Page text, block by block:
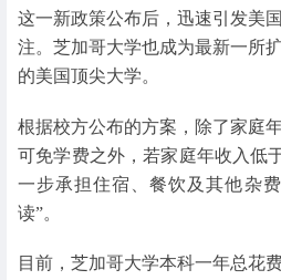
这一新政策公布后，迅速引发美
注。芝加哥大学也成为最新一所
的美国顶尖大学。
根据校方公布的方案，除了家庭
可免学费之外，若家庭年收入低
一步承担住宿、餐饮及其他杂
读”。
目前，芝加哥大学本科一年总花